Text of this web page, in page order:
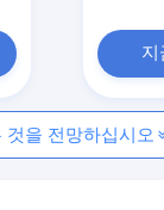
끝
지
것을 전망하십시오